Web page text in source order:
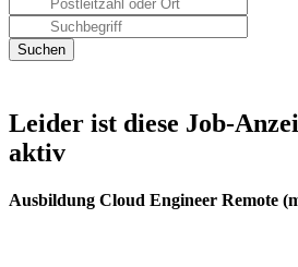
Leider ist diese Job-
aktiv
Ausbildung Cloud Engineer Remote